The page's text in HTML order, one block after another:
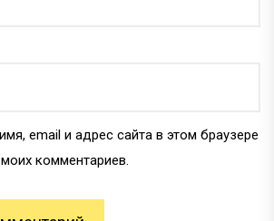
email и адрес сайта в этом браузере
комментариев.